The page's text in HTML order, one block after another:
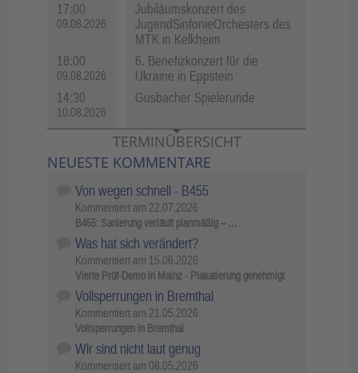
17:00
09.08.2026
Jubiläumskonzert des
JugendSinfonieOrchesters des
MTK in Kelkheim
18:00
09.08.2026
6. Benefizkonzert für die
Ukraine in Eppstein
14:30
10.08.2026
Gusbacher Spielerunde
TERMINÜBERSICHT
NEUESTE KOMMENTARE
Von wegen schnell - B455
Kommentiert am 22.07.2026
B455: Sanierung verläuft planmäßig – …
Was hat sich verändert?
Kommentiert am 15.06.2026
Vierte Prüf-Demo in Mainz - Plakatierung genehmigt
Vollsperrungen in Bremthal
Kommentiert am 21.05.2026
Vollsperrungen in Bremthal
Wir sind nicht laut genug
Kommentiert am 08.05.2026